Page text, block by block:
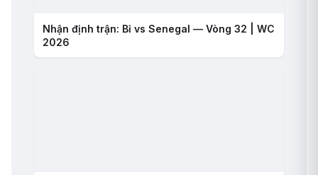
Nhận định trận: Bỉ vs Senegal — Vòng 32 | WC
2026